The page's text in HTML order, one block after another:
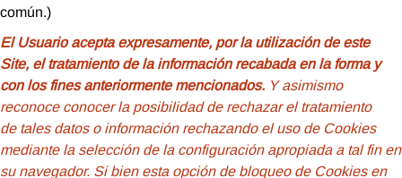
común.)
El Usuario acepta expresamente, por la utilización de este
Site, el tratamiento de la información recabada en la forma y
con los fines anteriormente mencionados. Y asimismo
reconoce conocer la posibilidad de rechazar el tratamiento
de tales datos o información rechazando el uso de Cookies
mediante la selección de la configuración apropiada a tal fin en
su navegador. Si bien esta opción de bloqueo de Cookies en